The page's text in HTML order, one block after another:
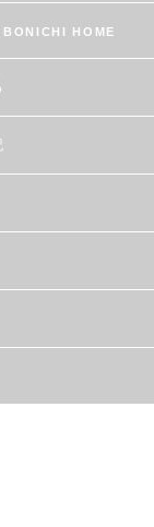
HOME